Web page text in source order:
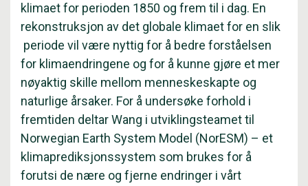
klimaet for perioden 1850 og frem til i dag. En
rekonstruksjon av det globale klimaet for en slik
periode vil være nyttig for å bedre forståelsen
for klimaendringene og for å kunne gjøre et mer
nøyaktig skille mellom menneskeskapte og
naturlige årsaker. For å undersøke forhold i
fremtiden deltar Wang i utviklingsteamet til
Norwegian Earth System Model (NorESM) – et
klimaprediksjonssystem som brukes for å
forutsi de nære og fjerne endringer i vårt